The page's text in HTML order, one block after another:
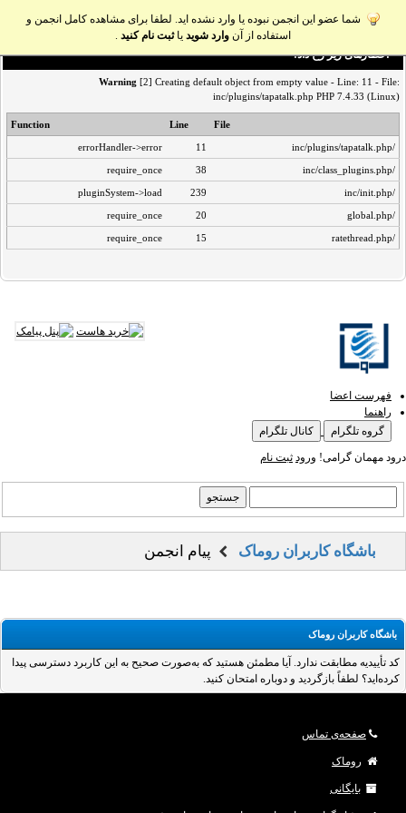
شما عضو این انجمن نبوده یا وارد نشده اید. لطفا برای مشاهده کامل انجمن و
استفاده از آن وارد شوید یاثبت نام کنید .
اخطار‌های زیر رخ داد:
Warning [2] Creating default object from empty value - Line: 11 - File:
inc/plugins/tapatalk.php PHP 7.4.33 (Linux)
File
Line
Function
/inc/plugins/tapatalk.php
11
errorHandler->error
/inc/class_plugins.php
38
require_once
/inc/init.php
239
pluginSystem->load
/global.php
20
require_once
/ratethread.php
15
require_once
فهرست اعضا
راهنما
گروه تلگرام
کانال تلگرام
درود مهمان گرامی! ورود ثبت نام
باشگاه کاربران روماک پیام انجمن
باشگاه کاربران روماک
کد تأییدیه مطابقت ندارد. آیا مطمئن هستید که به‌صورت صحیح به این کاربرد دسترسی پیدا
کرده‌اید؟ لطفاً بازگردید و دوباره امتحان کنید.
صفحه‌ی تماس
روماک
بایگانی